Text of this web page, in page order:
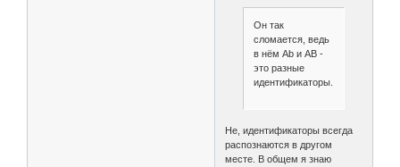
Он так
сломается, ведь
в нём Ab и AB -
это разные
идентификаторы.
Не, идентификаторы всегда
распознаются в другом
месте. В общем я знаю